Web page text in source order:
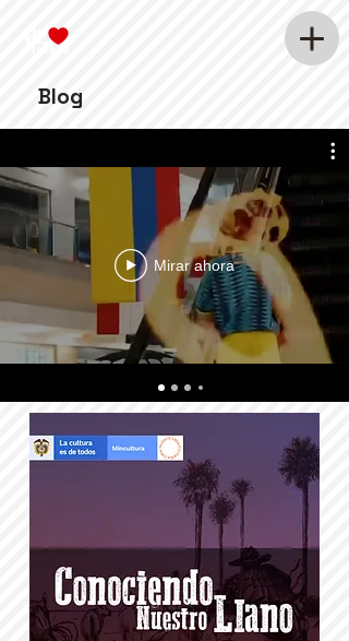
Blog
Mirar ahora